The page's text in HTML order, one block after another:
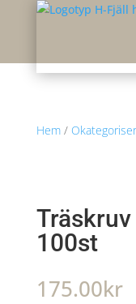
Hem/
100st
175.00kr